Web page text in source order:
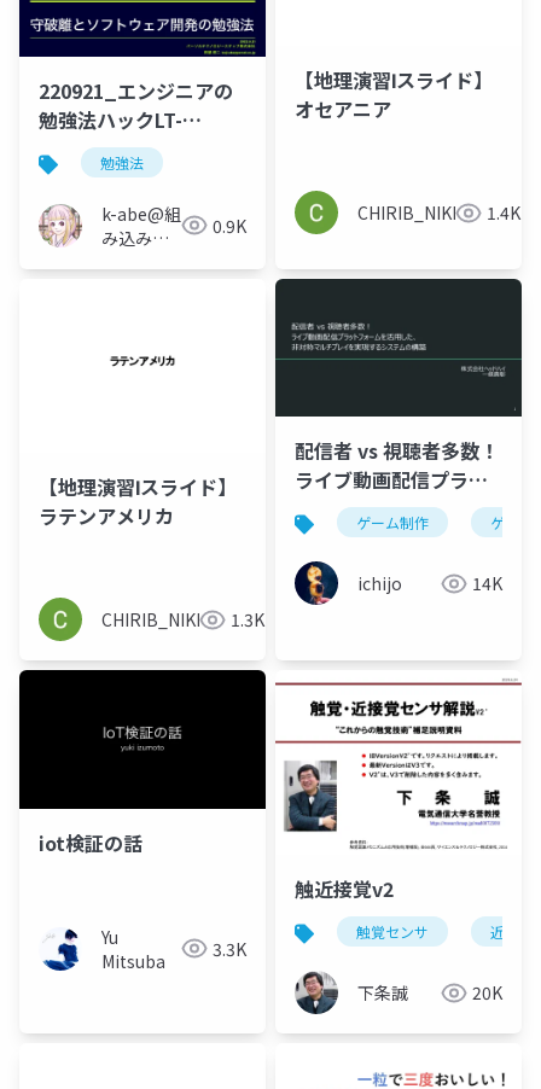
220921_エンジニアの
勉強法ハックLT-
vol.10_守破離とソフト
ウェア開発の勉強法
勉強法
k-abe@組
み込みソ
0.9K
【地理演習Ⅰスライド】
オセアニア
CHIRIB_NIKKOMA1.4K
【地理演習Ⅰスライド】
ラテンアメリカ
CHIRIB_NIKKOMA1.3K
配信者 vs 視聴者多数！
ライブ動画配信プラッ
トフォームを活用し
た、非対称マルチプレ
イを実現するシステム
の構築
ゲーム制作 ゲーム
ichijo 14K
iot検証の話
Yu
Mitsuba
3.3K
触近接覚v2
触覚センサ 近接覚
下条誠 20K